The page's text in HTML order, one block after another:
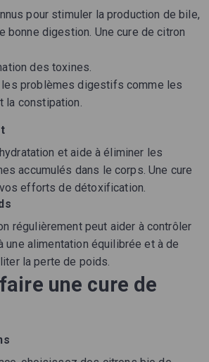
pour stimuler la production de bile,
bonne digestion. Une cure de citron
des toxines.
les problèmes digestifs comme les
la constipation.
et aide à éliminer les
accumulés dans le corps. Une cure
efforts de détoxification.
régulièrement peut aider à contrôler
une alimentation équilibrée et à de
la perte de poids.
une cure de